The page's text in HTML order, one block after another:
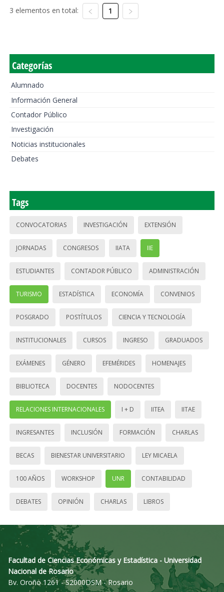
3 elementos en total: 1
Categorías
Alumnado
Información General
Contador Público
Investigación
Noticias institucionales
Debates
Tags
CONVOCATORIAS INVESTIGACIÓN EXTENSIÓN
JORNADAS CONGRESOS IIATA IIE
ESTUDIANTES CONTADOR PÚBLICO ADMINISTRACIÓN
TURISMO ESTADÍSTICA ECONOMÍA CONVENIOS
POSGRADO POSTÍTULOS CIENCIA Y TECNOLOGÍA
INSTITUCIONALES CURSOS INGRESO GRADUADOS
EXÁMENES GÉNERO EFEMÉRIDES HOMENAJES
BIBLIOTECA DOCENTES NODOCENTES
RELACIONES INTERNACIONALES I + D IITEA IITAE
INGRESANTES INCLUSIÓN FORMACIÓN CHARLAS
BECAS BIENESTAR UNIVERSITARIO LEY MICAELA
100 AÑOS WORKSHOP UNR CONTABILIDAD
DEBATES OPINIÓN CHARLAS LIBROS
Facultad de Ciencias Económicas y Estadística - Universidad
Nacional de Rosario
Bv. Oroño 1261 - S2000DSM - Rosario